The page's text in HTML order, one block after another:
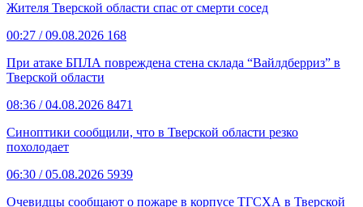
Жителя Тверской области спас от смерти сосед
00:27 / 09.08.2026 168
При атаке БПЛА повреждена стена склада “Вайлдберриз” в
Тверской области
08:36 / 04.08.2026 8471
Синоптики сообщили, что в Тверской области резко
похолодает
06:30 / 05.08.2026 5939
Очевидцы сообщают о пожаре в корпусе ТГСХА в Тверской